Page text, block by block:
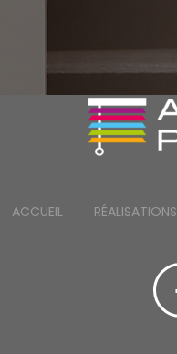
ACCUEIL RÉALISATIONS